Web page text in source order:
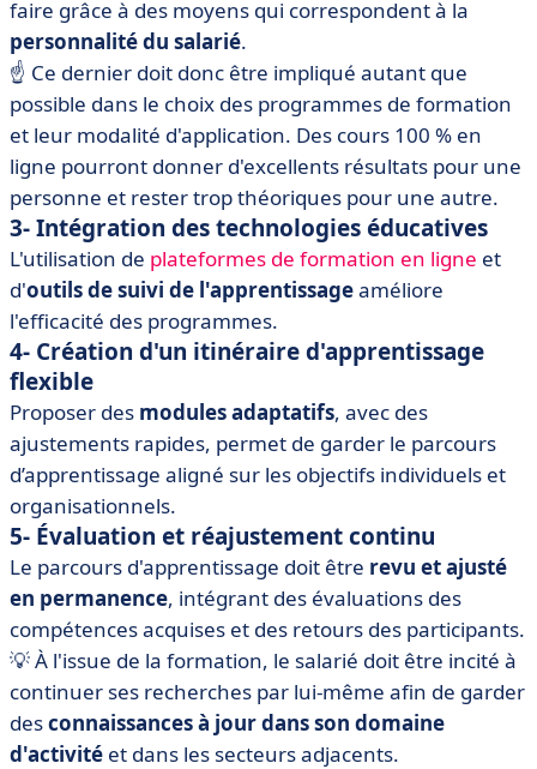
faire grâce à des moyens qui correspondent à la
personnalité du salarié.
☝️ Ce dernier doit donc être impliqué autant que
possible dans le choix des programmes de formation
et leur modalité d'application. Des cours 100 % en
ligne pourront donner d'excellents résultats pour une
personne et rester trop théoriques pour une autre.
3- Intégration des technologies éducatives
L'utilisation de plateformes de formation en ligne et
d'outils de suivi de l'apprentissageaméliore
l'efficacité des programmes.
4- Création d'un itinéraire d'apprentissage
flexible
Proposer des modules adaptatifs, avec des
ajustements rapides, permet de garder le parcours
d’apprentissage aligné sur les objectifs individuels et
organisationnels.
5- Évaluation et réajustement continu
Le parcours d'apprentissage doit être revu et ajusté
en permanence, intégrant des évaluations des
compétences acquises et des retours des participants.
💡 À l'issue de la formation, le salarié doit être incité à
continuer ses recherches par lui-même afin de garder
desconnaissances à jour dans son domaine
d'activité et dans les secteurs adjacents.